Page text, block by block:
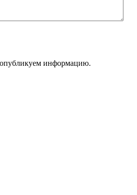
информацию.